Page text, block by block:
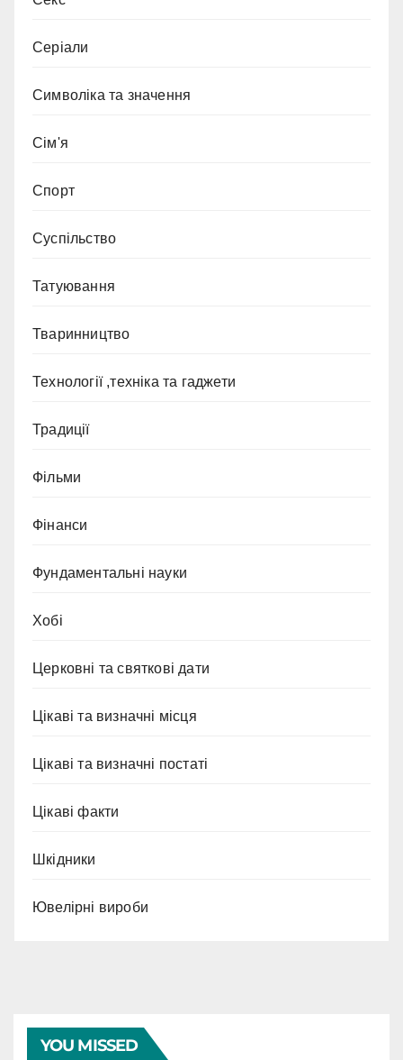
Серіали
Символіка та значення
Сім'я
Спорт
Суспільство
Татуювання
Тваринництво
Технології ,техніка та гаджети
Традиції
Фільми
Фінанси
Фундаментальні науки
Хобі
Церковні та святкові дати
Цікаві та визначні місця
Цікаві та визначні постаті
Цікаві факти
Шкідники
Ювелірні вироби
YOU MISSED